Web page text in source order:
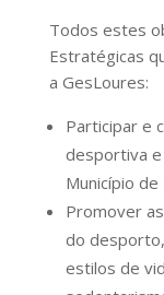
Todos estes
Estratégicas
a GesLoures:
Participar e
desportiva
Município de
Promover
do
estilos de